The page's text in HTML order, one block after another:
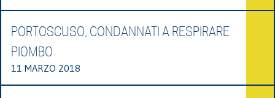
PORTOSCUSO, CONDANNATI A RESPIRARE
PIOMBO
11 MARZO 2018